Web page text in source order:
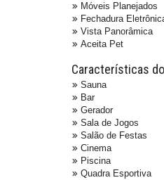
Móveis Planejados
Fechadura
Vista Panorâmica
Aceita Pet
Características
Sauna
Bar
Gerador
Sala de Jogos
Salão de Festas
Cinema
Piscina
Quadra Esportiva